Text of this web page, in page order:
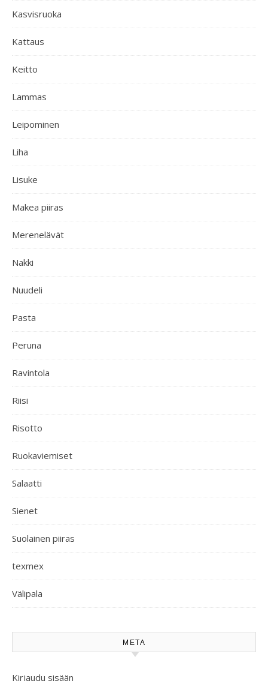
Kasvisruoka
Kattaus
Keitto
Lammas
Leipominen
Liha
Lisuke
Makea piiras
Merenelävät
Nakki
Nuudeli
Pasta
Peruna
Ravintola
Riisi
Risotto
Ruokaviemiset
Salaatti
Sienet
Suolainen piiras
texmex
Välipala
META
Kirjaudu sisään